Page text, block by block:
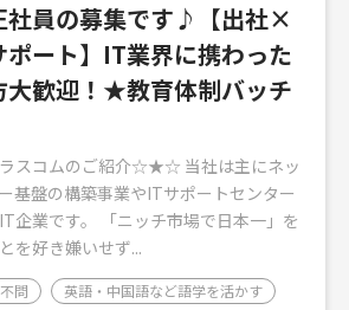
社員の募集です♪【出社×
ポート】IT業界に携わった
大歓迎！★教育体制バッチ
スコムのご紹介☆★☆ 当社は主にネッ
基盤の構築事業やITサポートセンター
企業です。 「ニッチ市場で日本一」を
を好き嫌いせず...
問
英語・中国語など語学を活かす